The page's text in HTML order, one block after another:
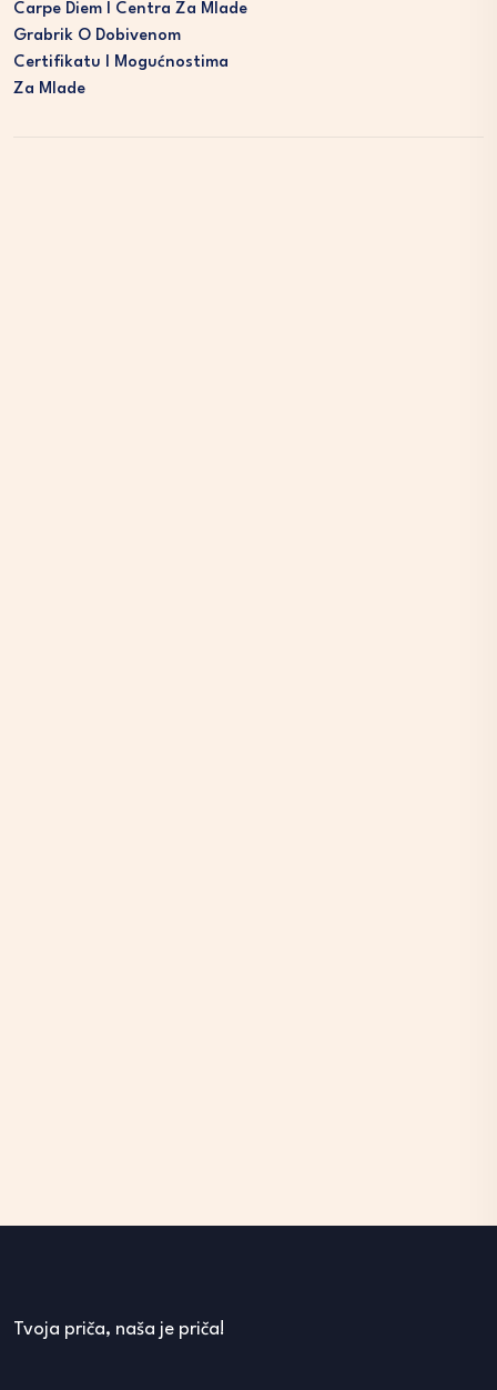
Carpe Diem I Centra Za Mlade
Grabrik O Dobivenom
Certifikatu I Mogućnostima
Za Mlade
Tvoja priča, naša je priča!